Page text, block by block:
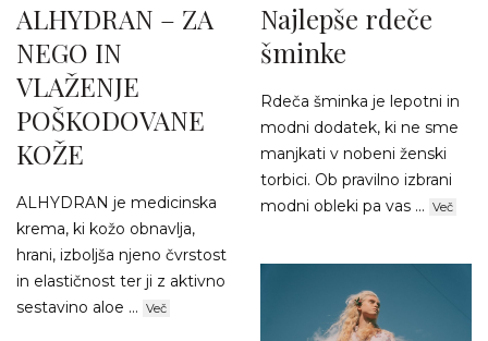
ALHYDRAN – ZA
NEGO IN
VLAŽENJE
POŠKODOVANE
KOŽE
ALHYDRAN je medicinska
krema, ki kožo obnavlja,
hrani, izboljša njeno čvrstost
in elastičnost ter ji z aktivno
sestavino aloe ... Več
Najlepše rdeče
šminke
Rdeča šminka je lepotni in
modni dodatek, ki ne sme
manjkati v nobeni ženski
torbici. Ob pravilno izbrani
modni obleki pa vas ... Več